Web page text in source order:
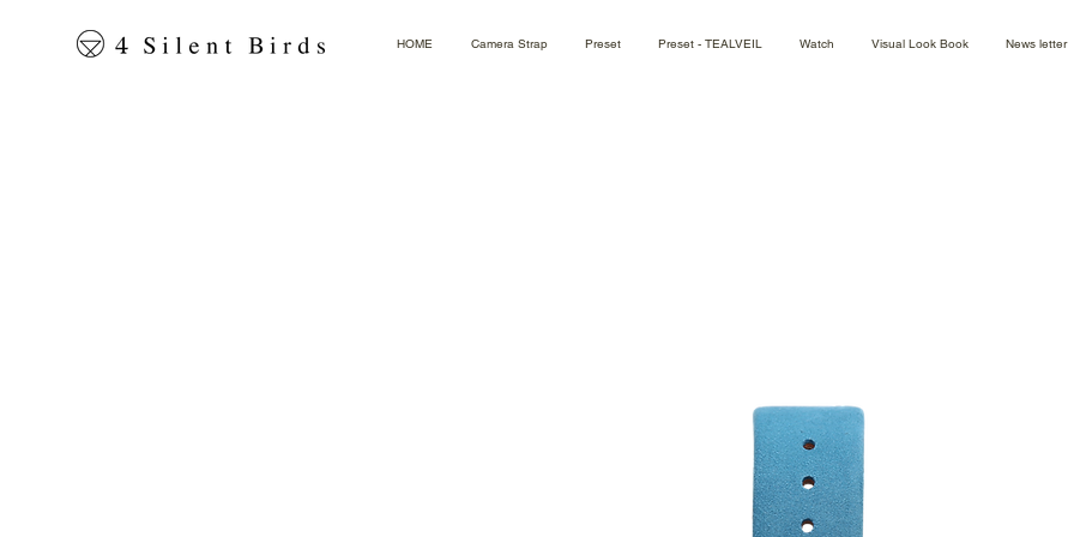
HOME Camera Strap Preset Preset - TEALVEIL Watch Visual Look Book News letter